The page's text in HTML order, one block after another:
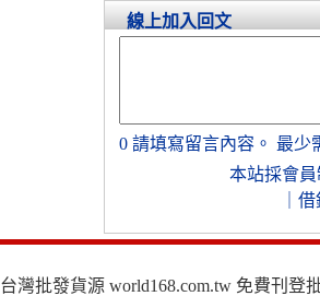
線上加入回文
0 請填寫留言內容。 最少
本站採會員
借
台灣批發貨源 world168.com.tw 免費刊登